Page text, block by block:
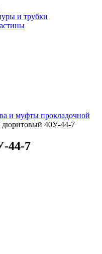
и трубки
и муфты прокладочной
дюритовый 40У-44-7
44-7